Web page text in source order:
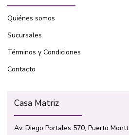
Quiénes somos
Sucursales
Términos y Condiciones
Contacto
Casa Matriz
Av. Diego Portales 570, Puerto Montt